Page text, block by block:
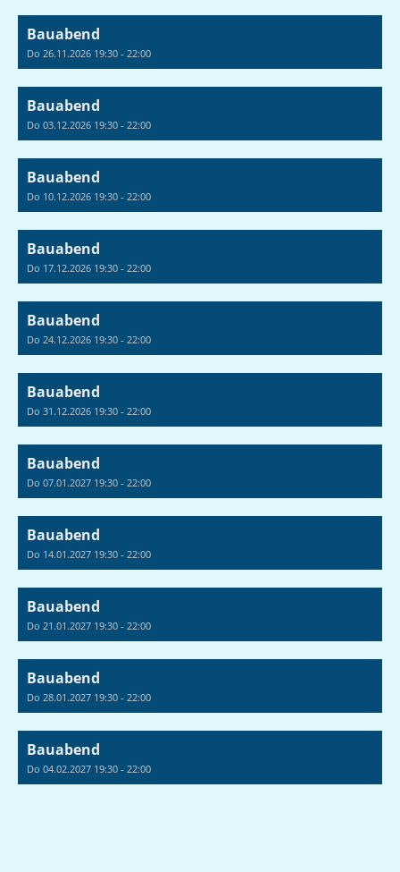
Bauabend
Do 26.11.2026 19:30 - 22:00
Bauabend
Do 03.12.2026 19:30 - 22:00
Bauabend
Do 10.12.2026 19:30 - 22:00
Bauabend
Do 17.12.2026 19:30 - 22:00
Bauabend
Do 24.12.2026 19:30 - 22:00
Bauabend
Do 31.12.2026 19:30 - 22:00
Bauabend
Do 07.01.2027 19:30 - 22:00
Bauabend
Do 14.01.2027 19:30 - 22:00
Bauabend
Do 21.01.2027 19:30 - 22:00
Bauabend
Do 28.01.2027 19:30 - 22:00
Bauabend
Do 04.02.2027 19:30 - 22:00